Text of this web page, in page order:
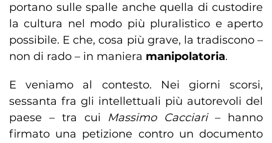
portano sulle spalle anche quella di custodire
la cultura nel modo più pluralistico e aperto
possibile. E che, cosa più grave, la tradiscono –
non di rado – in maniera manipolatoria.
E veniamo al contesto. Nei giorni scorsi,
sessanta fra gli intellettuali più autorevoli del
paese – tra cui Massimo Cacciari– hanno
firmato una petizione contro un documento